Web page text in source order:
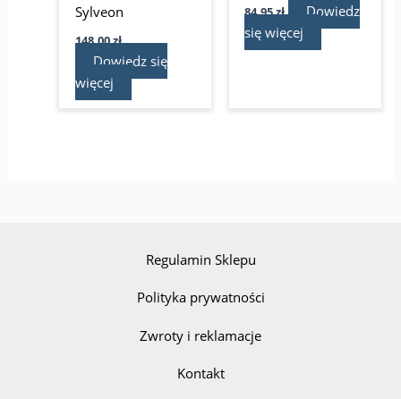
Sylveon
148,00zł
Dowiedz się
więcej
84,95zł
Dowiedz
się więcej
Regulamin Sklepu
Polityka prywatności
Zwroty i reklamacje
Kontakt